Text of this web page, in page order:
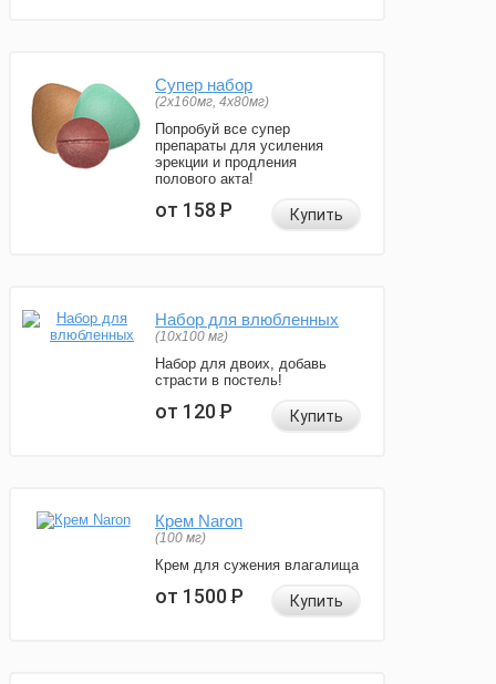
Супер набор
(2х160мг, 4х80мг)
Попробуй все супер
препараты для усиления
эрекции и продления
полового акта!
от 158Р Купить
Набор для влюбленных
(10х100 мг)
Набор для двоих, добавь
страсти в постель!
от 120Р Купить
Крем Naron
(100 мг)
Крем для сужения влагалища
от 1500Р Купить